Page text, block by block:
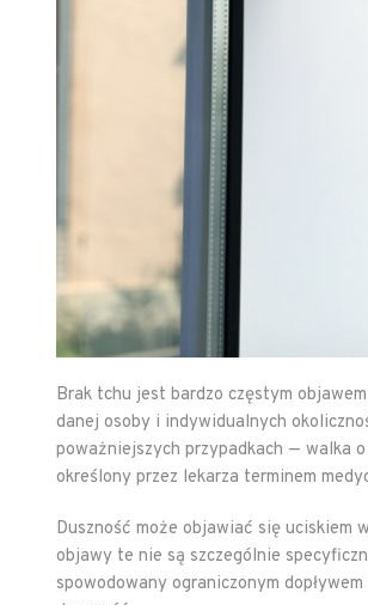
Brak tchu jest bardzo częstym
danej osoby i indywidualnych
poważniejszych przypadkach — walka
określony przez lekarza terminem
Duszność może objawiać się uciskiem
objawy te nie są szczególnie
spowodowany ograniczonym